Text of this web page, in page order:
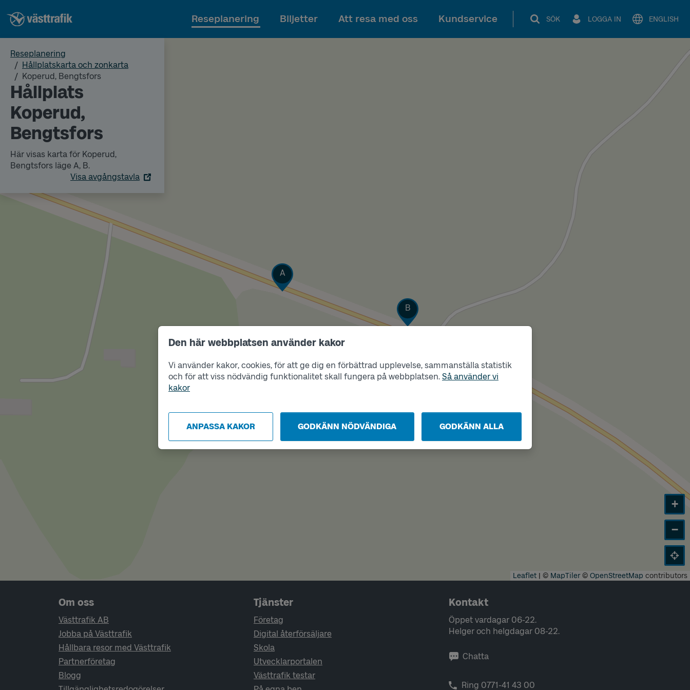
Den här webbplatsen använder kakor
Vi använder kakor, cookies, för att ge dig en förbättrad upplevelse, sammanställa statistik
och för att viss nödvändig funktionalitet skall fungera på webbplatsen. Så använder vi
kakor
ANPASSA KAKOR GODKÄNN NÖDVÄNDIGA GODKÄNN ALLA
Till innehållet
Reseplanering Biljetter Att resa med oss Kundservice SÖK LOGGA IN ENGLISH
Reseplanering
Hållplatskarta och zonkarta
Koperud, Bengtsfors
Hållplats
Koperud,
Bengtsfors
Här visas karta för Koperud,
Bengtsfors läge A, B.
Visa avgångstavla
Läge
A
Läge
B
+
−
Leaflet | © MapTiler© OpenStreetMap contributors
Sidfotsnavigering
Om oss
Västtrafik AB
Jobba på Västtrafik
Hållbara resor med Västtrafik
Partnerföretag
Blogg
Tjänster
Företag
Digital återförsäljare
Skola
Utvecklarportalen
Västtrafik testar
Kontakt
Öppet vardagar 06-22.
Helger och helgdagar 08-22.
Chatta
Ring 0771-41 43 00